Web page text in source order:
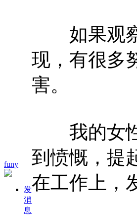
funy
发
消
息
如果观察
现，有很多
害。
我的女性
到愤慨，提
在工作上，